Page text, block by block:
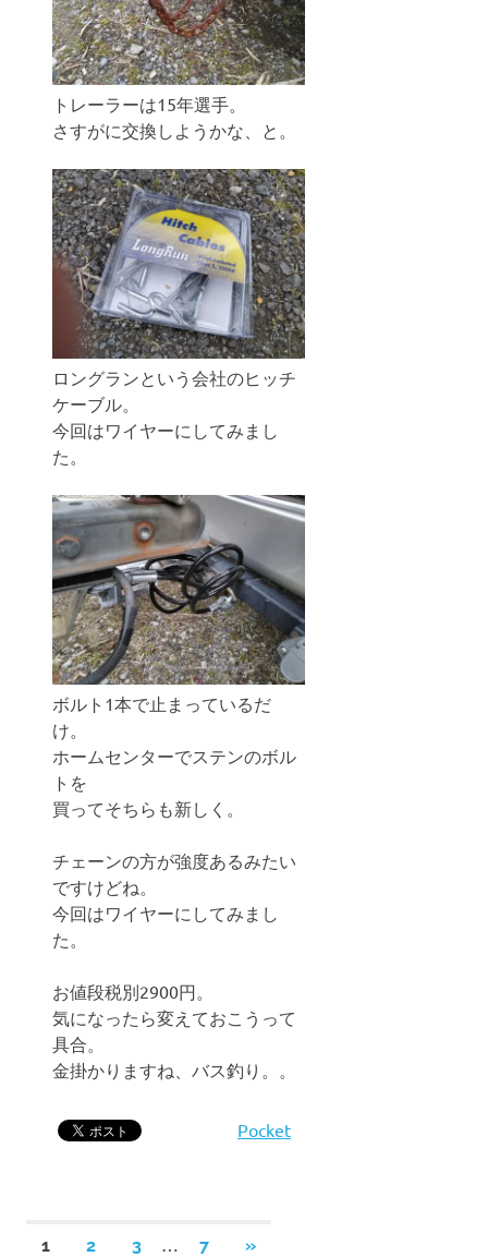
トレーラーは15年選手。
さすがに交換しようかな、と。
ロングランという会社のヒッチ
ケーブル。
今回はワイヤーにしてみまし
た。
ボルト1本で止まっているだ
け。
ホームセンターでステンのボル
トを
買ってそちらも新しく。
チェーンの方が強度あるみたい
ですけどね。
今回はワイヤーにしてみまし
た。
お値段税別2900円。
気になったら変えておこうって
具合。
金掛かりますね、バス釣り。。
Pocket
投
1 2 3 … 7 次
»